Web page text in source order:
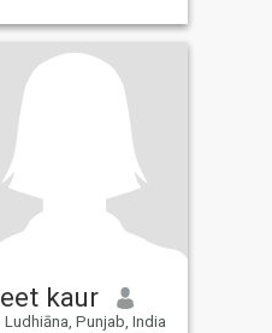
kaur
Ludhiāna, Punjab, India